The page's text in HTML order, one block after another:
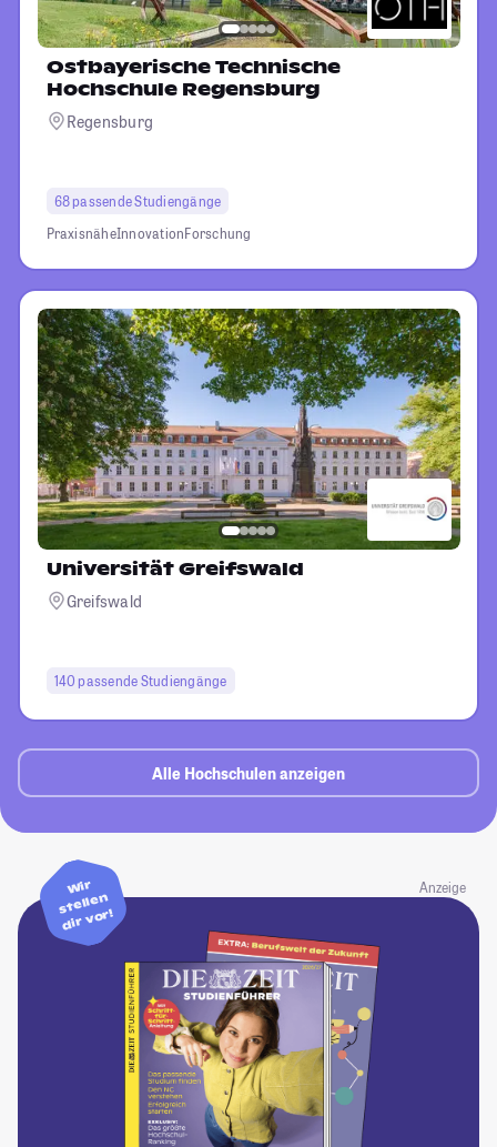
Ostbayerische Technische
Hochschule Regensburg
Regensburg
68 passende Studiengänge
PraxisnäheInnovationForschung
Universität Greifswald
Greifswald
140 passende Studiengänge
Alle Hochschulen anzeigen
Anzeige
Wir
stellen
dir vor!